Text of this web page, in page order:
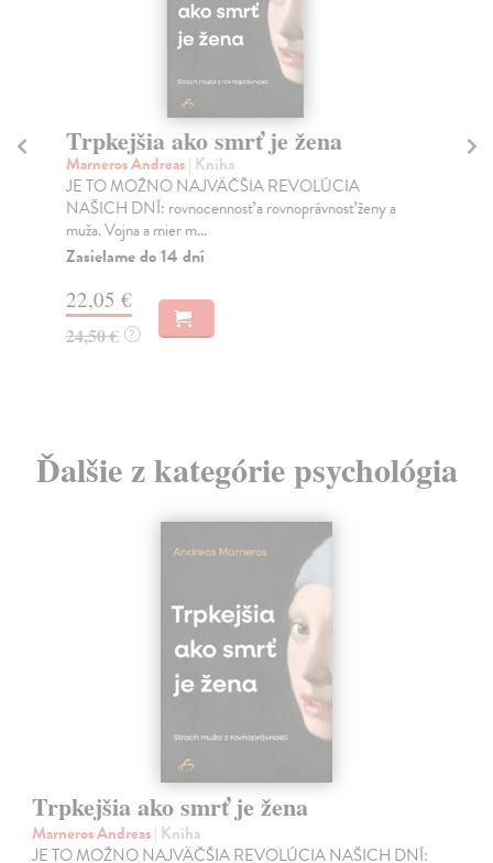
Trpkejšia ako smrť je žena
Marneros Andreas| Kniha
JE TO MOŽNO NAJVÄČŠIA REVOLÚCIA
NAŠICH DNÍ: rovnocennosť a rovnoprávnosť ženy a
muža. Vojna a mier m...
Zasielame do 14 dní
22,05 €
24,50 € ?
Ďalšie z kategórie psychológia
Trpkejšia ako smrť je žena
Marneros Andreas| Kniha
JE TO MOŽNO NAJVÄČŠIA REVOLÚCIA NAŠICH DNÍ: